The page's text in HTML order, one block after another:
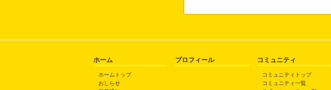
ホーム
ホームトップ
おしらせ
プロフィール コミュニティ
コミュニティトップ
コミュニティ一覧